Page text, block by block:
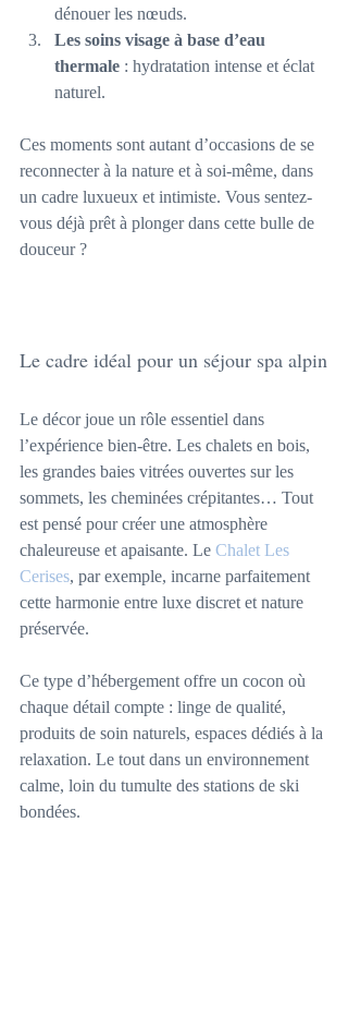
dénouer les nœuds.
Les soins visage à base d’eau
thermale : hydratation intense et éclat
naturel.
Ces moments sont autant d’occasions de se
reconnecter à la nature et à soi-même, dans
un cadre luxueux et intimiste. Vous sentez-
vous déjà prêt à plonger dans cette bulle de
douceur ?
Le cadre idéal pour un séjour spa alpin
Le décor joue un rôle essentiel dans
l’expérience bien-être. Les chalets en bois,
les grandes baies vitrées ouvertes sur les
sommets, les cheminées crépitantes… Tout
est pensé pour créer une atmosphère
chaleureuse et apaisante. Le Chalet Les
Cerises, par exemple, incarne parfaitement
cette harmonie entre luxe discret et nature
préservée.
Ce type d’hébergement offre un cocon où
chaque détail compte : linge de qualité,
produits de soin naturels, espaces dédiés à la
relaxation. Le tout dans un environnement
calme, loin du tumulte des stations de ski
bondées.